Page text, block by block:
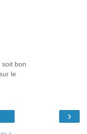
soit bon
le
›